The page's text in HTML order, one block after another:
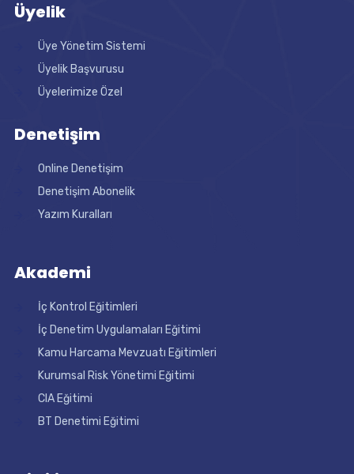
Üyelik
Üye Yönetim Sistemi
Üyelik Başvurusu
Üyelerimize Özel
Denetişim
Online Denetişim
Denetişim Abonelik
Yazım Kuralları
Akademi
İç Kontrol Eğitimleri
İç Denetim Uygulamaları Eğitimi
Kamu Harcama Mevzuatı Eğitimleri
Kurumsal Risk Yönetimi Eğitimi
CIA Eğitimi
BT Denetimi Eğitimi